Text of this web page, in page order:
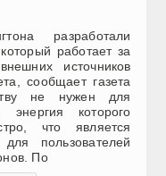
разработали
работает за
источников
сообщает газета
не нужен для
энергия которого
что является
пользователей
По